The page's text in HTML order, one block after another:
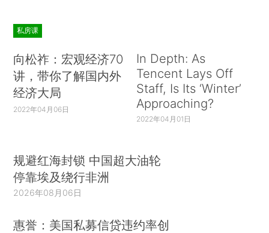
私房课
向松祚：宏观经济70
讲，带你了解国内外
经济大局
2022年04月06日
In Depth: As
Tencent Lays Off
Staff, Is Its ‘Winter’
Approaching?
2022年04月01日
规避红海封锁 中国超大油轮
停靠埃及绕行非洲
2026年08月06日
惠誉：美国私募信贷违约率创